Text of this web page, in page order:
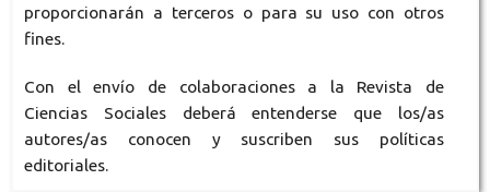
proporcionarán a terceros o para su uso con otros
fines.
Con el envío de colaboraciones a la Revista de
Ciencias Sociales deberá entenderse que los/as
autores/as conocen y suscriben sus políticas
editoriales.